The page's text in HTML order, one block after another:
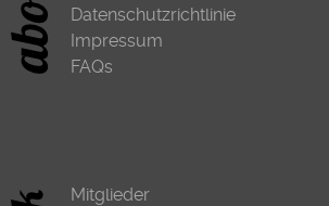
Datenschutzrichtlinie
Impressum
FAQs
Mitglieder